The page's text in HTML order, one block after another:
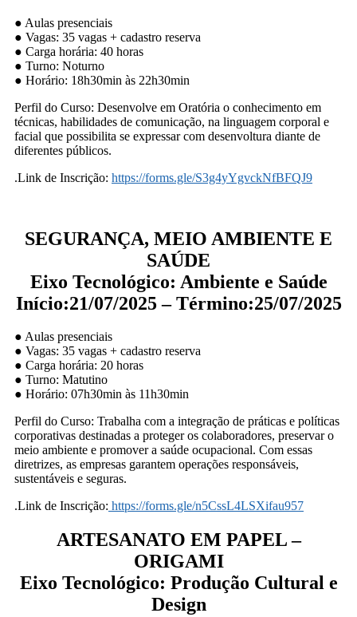
● Aulas presenciais
● Vagas: 35 vagas + cadastro reserva
● Carga horária: 40 horas
● Turno: Noturno
● Horário: 18h30min às 22h30min
Perfil do Curso: Desenvolve em Oratória o conhecimento em
técnicas, habilidades de comunicação, na linguagem corporal e
facial que possibilita se expressar com desenvoltura diante de
diferentes públicos.
.Link de Inscrição: https://forms.gle/S3g4yYgvckNfBFQJ9
SEGURANÇA, MEIO AMBIENTE E
SAÚDE
Eixo Tecnológico: Ambiente e Saúde
Início:21/07/2025 – Término:25/07/2025
● Aulas presenciais
● Vagas: 35 vagas + cadastro reserva
● Carga horária: 20 horas
● Turno: Matutino
● Horário: 07h30min às 11h30min
Perfil do Curso: Trabalha com a integração de práticas e políticas
corporativas destinadas a proteger os colaboradores, preservar o
meio ambiente e promover a saúde ocupacional. Com essas
diretrizes, as empresas garantem operações responsáveis,
sustentáveis e seguras.
.Link de Inscrição: https://forms.gle/n5CssL4LSXifau957
ARTESANATO EM PAPEL –
ORIGAMI
Eixo Tecnológico: Produção Cultural e
Design